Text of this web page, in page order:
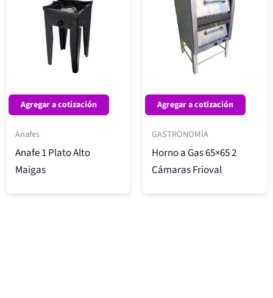
Agregar a cotización
Anafes
Anafe 1 Plato Alto
Maigas
Agregar a cotización
GASTRONOMÍA
Horno a Gas 65×65 2
Cámaras Frioval